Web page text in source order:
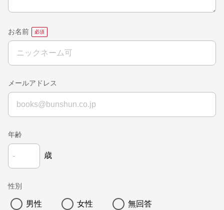
お名前
メールアドレス
年齢
歳
性別
男性 女性 無回答